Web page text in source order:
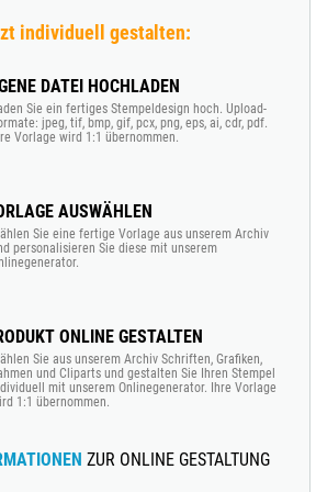
individuell gestalten:
DATEI HOCHLADEN
Sie ein fertiges Stempeldesign hoch. Upload-
jpeg, tif, bmp, gif, pcx, png, eps, ai, cdr, pdf.
Vorlage wird 1:1 übernommen.
AUSWÄHLEN
Sie eine fertige Vorlage aus unserem Archiv
personalisieren Sie diese mit unserem
ONLINE GESTALTEN
Sie aus unserem Archiv Schriften, Grafiken,
und Cliparts und gestalten Sie Ihren Stempel
mit unserem Onlinegenerator. Ihre Vorlage
1:1 übernommen.
ZUR ONLINE GESTALTUNG